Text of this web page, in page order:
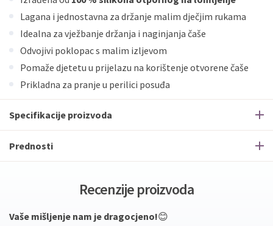
Lagana i jednostavna za držanje malim dječjim rukama
Idealna za vježbanje držanja i naginjanja čaše
Odvojivi poklopac s malim izljevom
Pomaže djetetu u prijelazu na korištenje otvorene čaše
Prikladna za pranje u perilici posuđa
Specifikacije proizvoda
Prednosti
Recenzije proizvoda
Vaše mišljenje nam je dragocjeno!😊